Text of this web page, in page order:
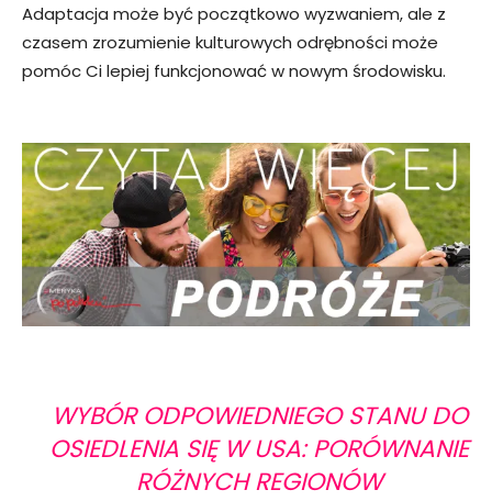
Adaptacja może być początkowo wyzwaniem, ale z
czasem zrozumienie kulturowych odrębności może
pomóc Ci lepiej funkcjonować w nowym środowisku.
WYBÓR ODPOWIEDNIEGO STANU DO
OSIEDLENIA SIĘ W USA: PORÓWNANIE
RÓŻNYCH REGIONÓW